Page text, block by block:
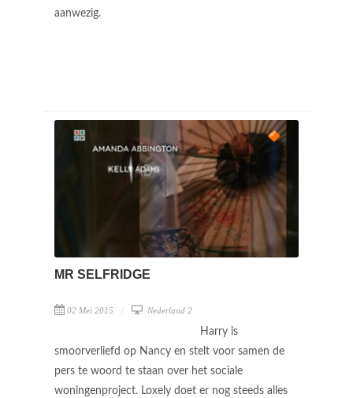
aanwezig.
MR SELFRIDGE
02 Mei 2015 Nederland 2
Harry is
smoorverliefd op Nancy en stelt voor samen de
pers te woord te staan over het sociale
woningenproject. Loxely doet er nog steeds alles